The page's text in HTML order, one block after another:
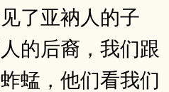
了亚衲人的子
的后裔，我们跟
蜢，他们看我们